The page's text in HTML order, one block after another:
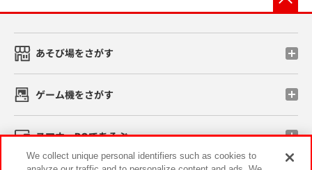
あそび場をさがす
ゲーム機をさがす
スマホ・PCであそぶ
We collect unique personal identifiers such as cookies to